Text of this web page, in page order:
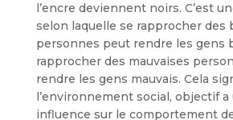
l’encre deviennent noirs. C’est
selon laquelle se rapprocher des
personnes peut rendre les gens
rapprocher des mauvaises
rendre les gens mauvais. Cela
l’environnement social, objectif
influence sur le comportement